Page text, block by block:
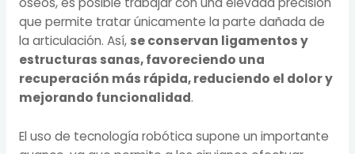
que permite tratar únicamente la parte dañada de
la articulación. Así, se conservan ligamentos y
estructuras sanas, favoreciendo una
recuperación más rápida, reduciendo el dolor y
mejorando funcionalidad.
El uso de tecnología robótica supone un importante